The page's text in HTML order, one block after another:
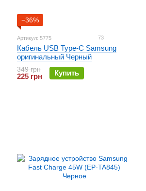
−36%
Артикул: 5775 73
Кабель USB Type-C Samsung
оригинальный Черный
349 грн
225 грн Купить